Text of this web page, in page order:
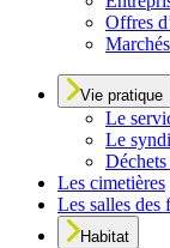
Offres
Vie pratique
Le
Le
Les cimetières
Les salles des
Habitat